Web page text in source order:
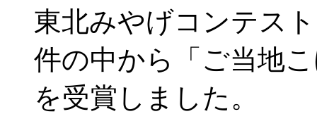
東北みやげコンテス
件の中から「ご当地
を受賞しました。